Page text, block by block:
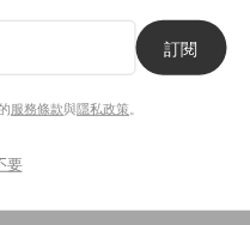
說只要跟著這個流程
訂閱
服務條款與隱私政策
要